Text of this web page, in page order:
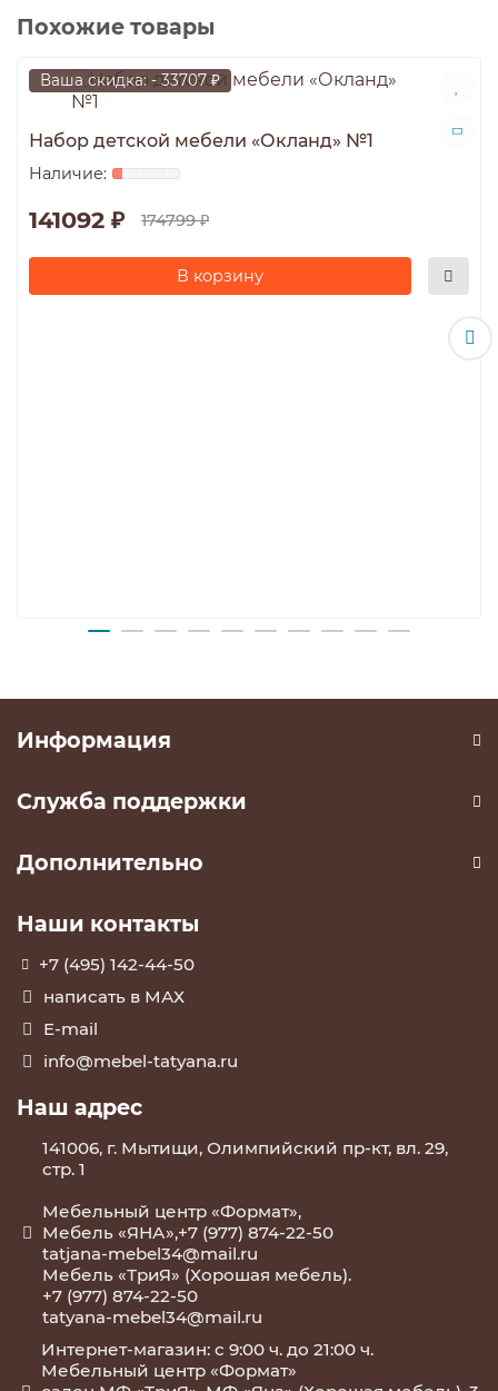
Похожие товары
Ваша скидка: - 33707 ₽
Набор детской мебели «Окланд» №1
141092 ₽ 174799 ₽
В корзину
Информация
Служба поддержки
Дополнительно
Наши контакты
+7 (495) 142-44-50
написать в МАХ
E-mail
info@mebel-tatyana.ru
Наш адрес
141006, г. Мытищи, Олимпийский пр-кт, вл. 29,
стр. 1
Мебельный центр «Формат»,
Мебель «ЯНА»,+7 (977) 874-22-50
tatjana-mebel34@mail.ru
Мебель «ТриЯ» (Хорошая мебель).
+7 (977) 874-22-50
tatyana-mebel34@mail.ru
Интернет-магазин: с 9:00 ч. до 21:00 ч.
Мебельный центр «Формат»